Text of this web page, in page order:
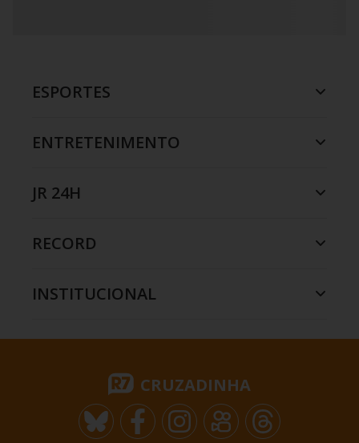
ESPORTES
ENTRETENIMENTO
JR 24H
RECORD
INSTITUCIONAL
CRUZADINHA